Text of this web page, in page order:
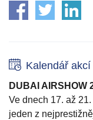
Kalendář akcí
DUBAI AIRSHOW
Ve dnech 17. až
jeden z